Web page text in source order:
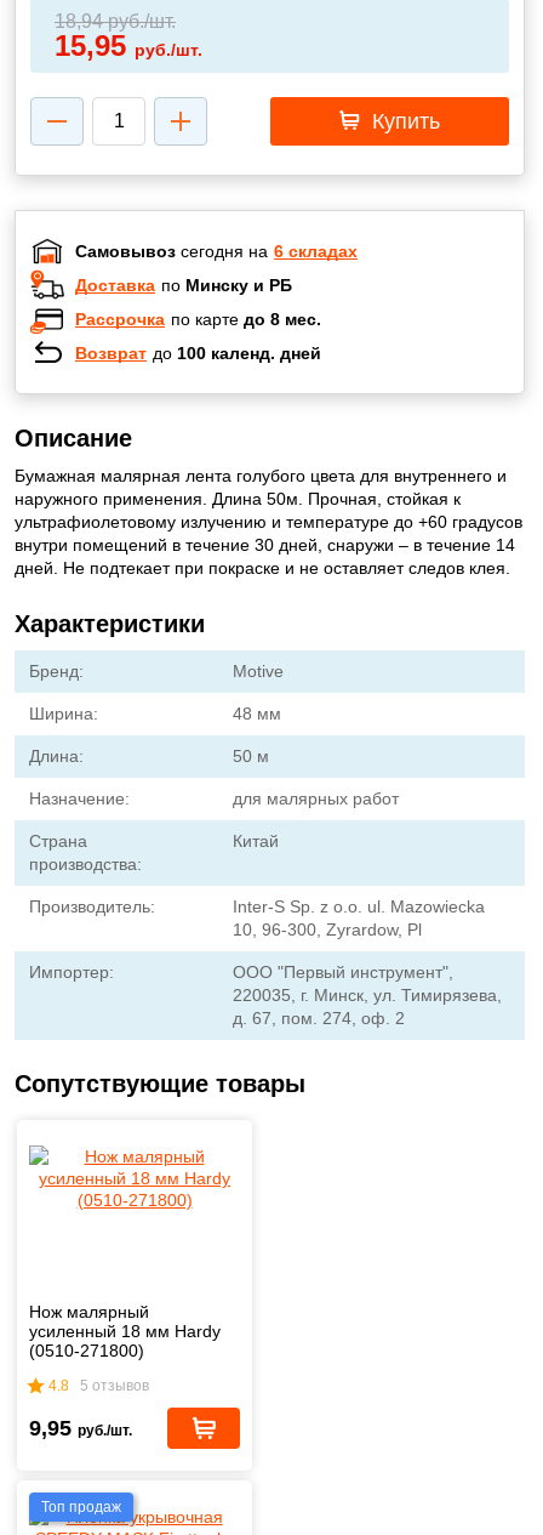
18,94руб./шт.
15,95 руб./шт.
Купить
Самовывоз сегодня на 6 складах
Доставка по Минску и РБ
Рассрочка по карте до 8 мес.
Возврат до 100 календ. дней
Описание
Бумажная малярная лента голубого цвета для внутреннего и
наружного применения. Длина 50м. Прочная, стойкая к
ультрафиолетовому излучению и температуре до +60 градусов
внутри помещений в течение 30 дней, снаружи – в течение 14
дней. Не подтекает при покраске и не оставляет следов клея.
Характеристики
Бренд: Motive
Ширина: 48 мм
Длина: 50 м
Назначение: для малярных работ
Страна
производства:
Китай
Производитель:
Inter-S Sp. z o.o. ul. Mazowiecka
10, 96-300, Zyrardow, Pl
Импортер:
ООО "Первый инструмент",
220035, г. Минск, ул. Тимирязева,
д. 67, пом. 274, оф. 2
Сопутствующие товары
Нож малярный
усиленный 18 мм Hardy
(0510-271800)
4.8 5 отзывов
9,95 руб./шт.
Топ продаж